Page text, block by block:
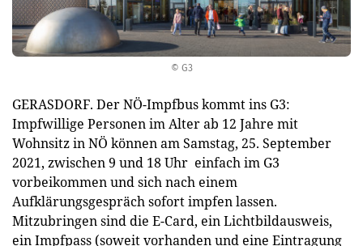
© G3
GERASDORF. Der NÖ-Impfbus kommt ins G3:
Impfwillige Personen im Alter ab 12 Jahre mit
Wohnsitz in NÖ können am Samstag, 25. September
2021, zwischen 9 und 18 Uhr einfach im G3
vorbeikommen und sich nach einem
Aufklärungsgespräch sofort impfen lassen.
Mitzubringen sind die E-Card, ein Lichtbildausweis,
ein Impfpass (soweit vorhanden und eine Eintragung